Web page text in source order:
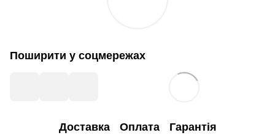
Поширити у соцмережах
Доставка Оплата Гарантія